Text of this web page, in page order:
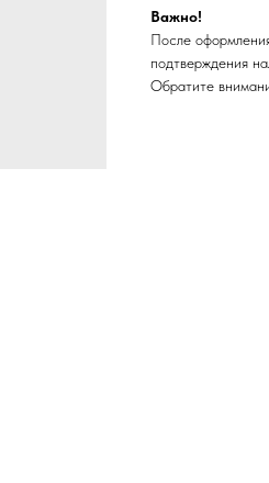
Важно!
После
подтверждения
Обратите